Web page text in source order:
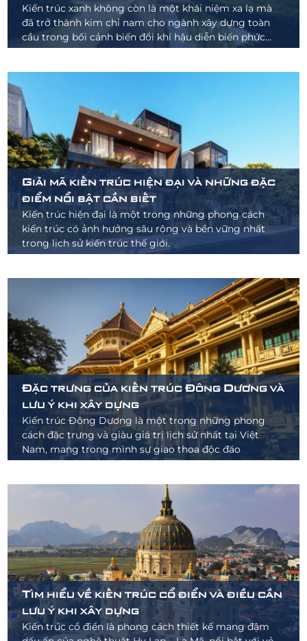
Kiến trúc xanh không còn là một khái niệm xa lạ mà
đã trở thành kim chỉ nam cho ngành xây dựng toàn
cầu trong bối cảnh biến đổi khí hậu diễn biến phức
tạp.
Giải mã kiến trúc hiện đại và những đặc
điểm nổi bật cần biết
Kiến trúc hiện đại là một trong những phong cách
kiến trúc có ảnh hưởng sâu rộng và bền vững nhất
trong lịch sử kiến trúc thế giới.
Đặc trưng của kiến trúc Đông Dương và
lưu ý khi xây dựng
Kiến trúc Đông Dương là một trong những phong
cách đặc trưng và giàu giá trị lịch sử nhất tại Việt
Nam, mang trong mình sự giao thoa độc đáo
Tìm hiểu về kiến trúc cổ điển và điều cần
lưu ý khi xây dựng
Kiến trúc cổ điển là phong cách thiết kế mang đậm